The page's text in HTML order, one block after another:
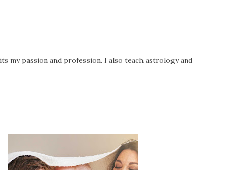
my passion and profession. I also teach astrology and